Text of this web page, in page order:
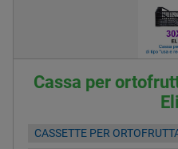
Cassa per
CASSETTE PER